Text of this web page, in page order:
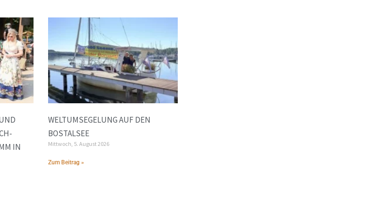
IN
WELTUMSEGELUNG AUF DEN
BOSTALSEE
Mittwoch, 5. August 2026
Zum Beitrag »